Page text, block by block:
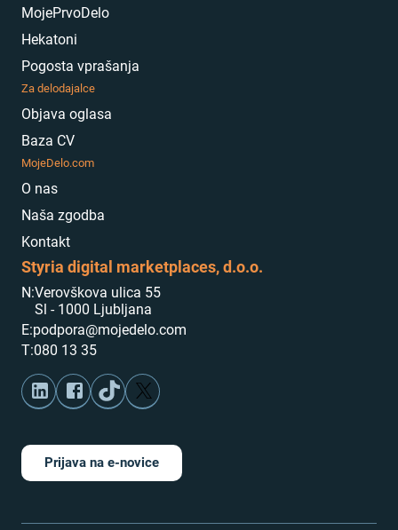
MojePrvoDelo
Hekatoni
Pogosta vprašanja
Za delodajalce
Objava oglasa
Baza CV
MojeDelo.com
O nas
Naša zgodba
Kontakt
Styria digital marketplaces, d.o.o.
N:Verovškova ulica 55
Sl - 1000 Ljubljana
E:podpora@mojedelo.com
T:080 13 35
Prijava na e-novice